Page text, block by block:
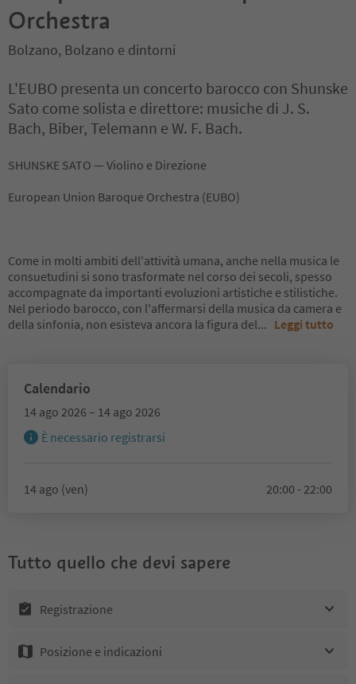
Orchestra
Bolzano, Bolzano e dintorni
L'EUBO presenta un concerto barocco con Shunske
Sato come solista e direttore: musiche di J. S.
Bach, Biber, Telemann e W. F. Bach.
SHUNSKE SATO — Violino e Direzione
European Union Baroque Orchestra (EUBO)
Come in molti ambiti dell'attività umana, anche nella musica le
consuetudini si sono trasformate nel corso dei secoli, spesso
accompagnate da importanti evoluzioni artistiche e stilistiche.
Nel periodo barocco, con l'affermarsi della musica da camera e
della sinfonia, non esisteva ancora la figura del... Leggi tutto
Calendario
14 ago 2026 – 14 ago 2026
È necessario registrarsi
14 ago (ven) 20:00 - 22:00
Tutto quello che devi sapere
Registrazione
Posizione e indicazioni